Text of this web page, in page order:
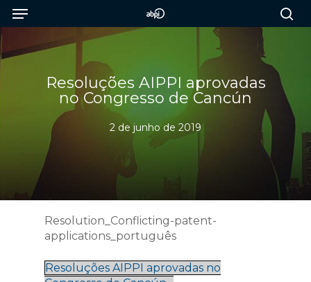
Skip
main
content
Menu
Resoluções AIPPI aprovadas
no Congresso de Cancún
2 de junho de 2019
Resolution_Conflicting-patent-
applications_português
Resoluções AIPPI aprovadas no